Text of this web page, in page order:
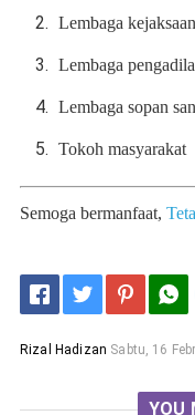
Lembaga kejaksaan
Lembaga
Lembaga sopan
Tokoh masyarakat
Semoga bermanfaat,
Rizal Hadizan Sabtu, 16
YOU